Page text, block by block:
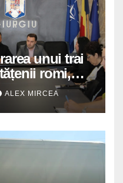
unui trai
romi,
ALEX MIRCEA